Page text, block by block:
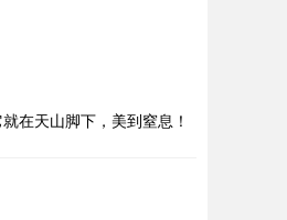
在天山脚下，美到窒息！